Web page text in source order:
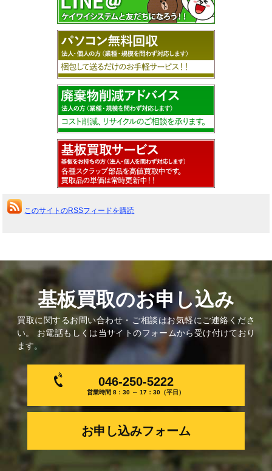
このサイトのRSSフィードを購読
基板買取のお申し込み
買取に関するお問い合わせ・ご相談はお気軽にご連絡くださ
い。 お電話もしくは当サイトのフォームから受け付けており
ます。
046-250-5222
営業時間 8：30 ～ 17：30（平日）
お申し込みフォーム